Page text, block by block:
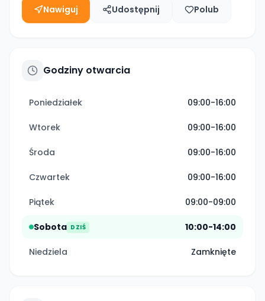
Nawiguj Udostępnij Polub
Godziny otwarcia
Poniedziałek 09:00-16:00
Wtorek 09:00-16:00
Środa 09:00-16:00
Czwartek 09:00-16:00
Piątek 09:00-09:00
Sobota DZIŚ 10:00-14:00
Niedziela Zamknięte